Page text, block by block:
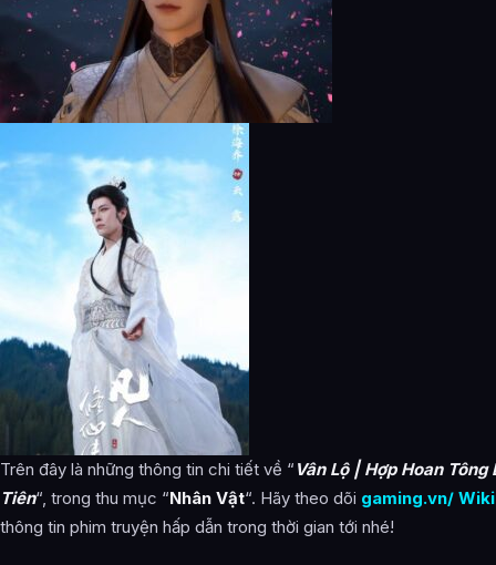
Trên đây là những thông tin chi tiết về “ Vân Lộ | Hợp Hoan Tông
Tiên“, trong thu mục “Nhân Vật“. Hãy theo dõi gaming.vn/ Wiki
thông tin phim truyện hấp dẫn trong thời gian tới nhé!